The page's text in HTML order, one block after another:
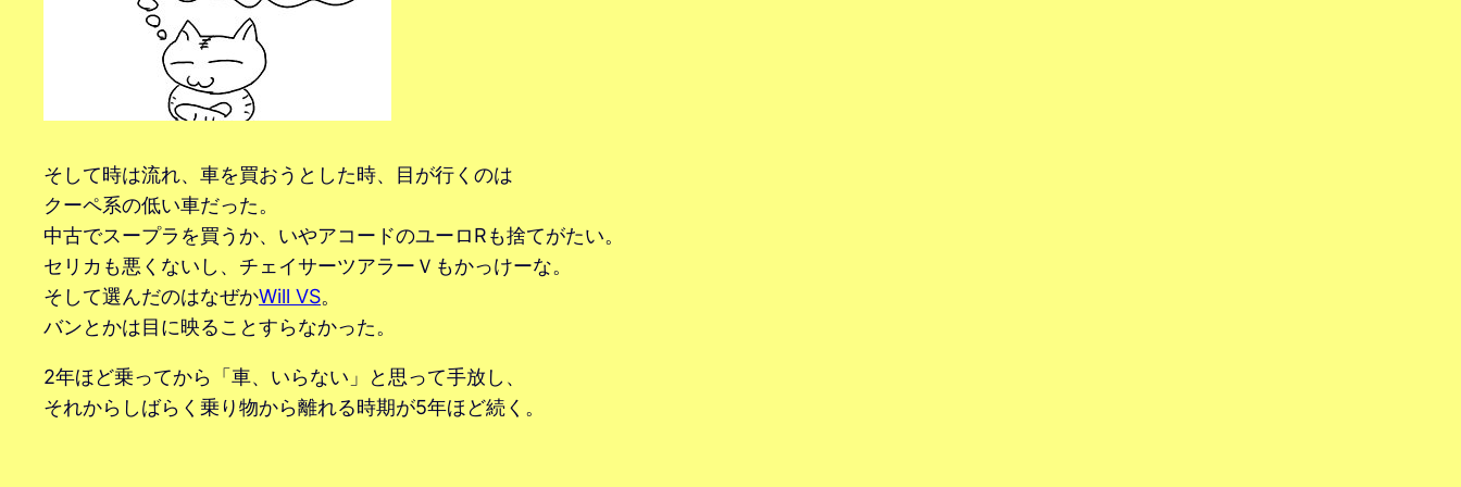
そして時は流れ、車を買おうとした時、目が行くのは
クーペ系の低い車だった。
中古でスープラを買うか、いやアコードのユーロRも捨てがたい。
セリカも悪くないし、チェイサーツアラーＶもかっけーな。
そして選んだのはなぜかWill VS。
バンとかは目に映ることすらなかった。
2年ほど乗ってから「車、いらない」と思って手放し、
それからしばらく乗り物から離れる時期が5年ほど続く。